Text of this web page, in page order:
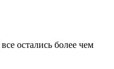
остались более чем